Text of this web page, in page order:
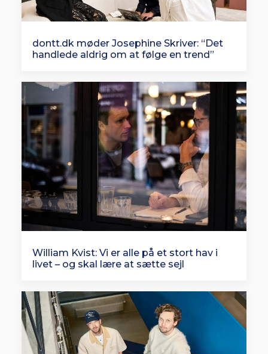
dontt.dk møder Josephine Skriver: “Det
handlede aldrig om at følge en trend”
William Kvist: Vi er alle på et stort hav i
livet – og skal lære at sætte sejl